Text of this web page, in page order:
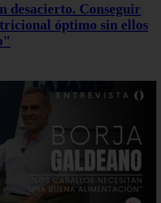
desacierto. Conseguir
óptimo sin ellos